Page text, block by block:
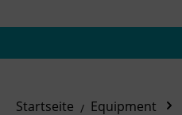
Startseite Equipment